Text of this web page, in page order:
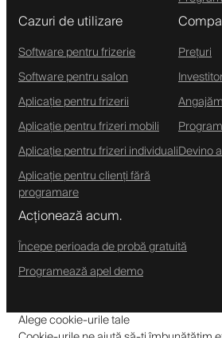
Cazuri de utilizare
Software pentru frizerie
Software pentru salon
Aplicație pentru frizerii
Aplicație pentru frizeri mobili
Aplicație pentru frizeri individuali
Aplicație pentru clienți fără
programare
Prețuri
Devino
Acționează acum.
Începe perioada de probă gratuită
Programează apel demo
Alege cookie-urile tale